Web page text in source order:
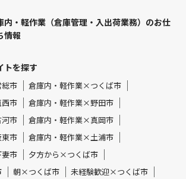
内・軽作業（倉庫管理・入出荷業務）のお仕
情報
トを探す
市
倉庫内・軽作業×つくば市
市
倉庫内・軽作業×野田市
市
倉庫内・軽作業×真岡市
市
倉庫内・軽作業×土浦市
市
夕方から×つくば市
朝×つくば市
未経験歓迎×つくば市